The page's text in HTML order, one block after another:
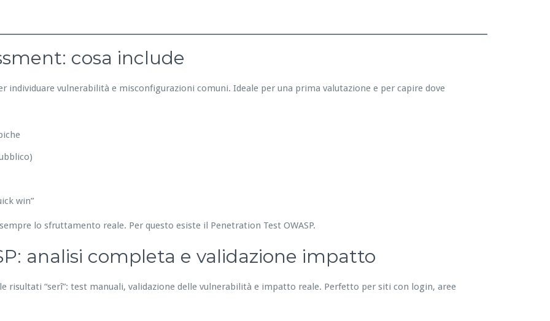
cosa include
individuare vulnerabilità e misconfigurazioni comuni. Ideale per una prima valutazione e per capire dove
win”
lo sfruttamento reale. Per questo esiste il Penetration Test OWASP.
analisi completa e validazione impatto
risultati “serî”: test manuali, validazione delle vulnerabilità e impatto reale. Perfetto per siti con login, aree